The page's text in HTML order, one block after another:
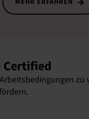
MEHR ERFAHREN
Certified